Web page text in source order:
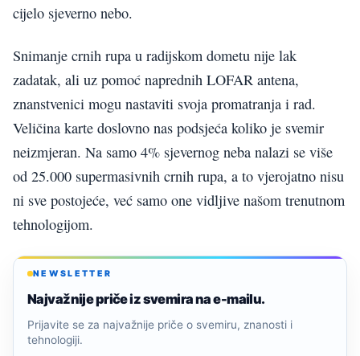
cijelo sjeverno nebo.
Snimanje crnih rupa u radijskom dometu nije lak
zadatak, ali uz pomoć naprednih LOFAR antena,
znanstvenici mogu nastaviti svoja promatranja i rad.
Veličina karte doslovno nas podsjeća koliko je svemir
neizmjeran. Na samo 4% sjevernog neba nalazi se više
od 25.000 supermasivnih crnih rupa, a to vjerojatno nisu
ni sve postojeće, već samo one vidljive našom trenutnom
tehnologijom.
NEWSLETTER
Najvažnije priče iz svemira na e-mailu.
Prijavite se za najvažnije priče o svemiru, znanosti i
tehnologiji.